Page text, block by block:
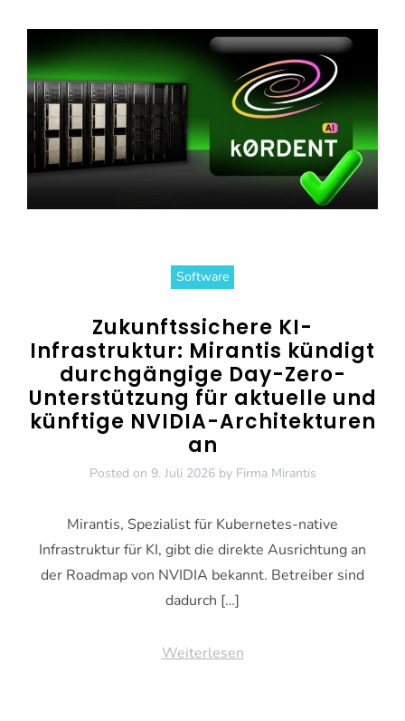
Software
Zukunftssichere KI-
Infrastruktur: Mirantis kündigt
durchgängige Day-Zero-
Unterstützung für aktuelle und
künftige NVIDIA-Architekturen
an
Posted on 9. Juli 2026by Firma Mirantis
Mirantis, Spezialist für Kubernetes-native
Infrastruktur für KI, gibt die direkte Ausrichtung an
der Roadmap von NVIDIA bekannt. Betreiber sind
dadurch […]
Weiterlesen